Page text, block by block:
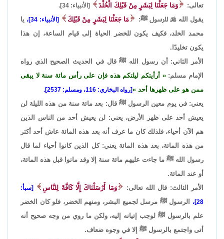
تعالى:
وَمَا جَعَلْنَا لِبَشَرٍ مِنْ قَبْلِكَ الْخُلْدَ [الأنبياء: 34].
يقول اللهللرسول ﷺ: مَا جَعَلْنَا لِبَشَرٍ مِنْ قَبْلِكَ [الأنبياء: 34]،
يا
محمد الخلد، فكيف يكون للخضر الحياة إلى قيام الساعة، إن هذا
يكون تخليدًا.
الأمر الثاني: أن رسول الله ﷺ قال في الحديث الصحيح الذي رواه
الإمام مسلم:
أرأيتكم ليلتكم هذه فإن على رأس مائة سنة لا يبقى
ممن هو على ظهرها أحد
[رواه البخاري: 116، ومسلم: 2537].
يعني: في يوم معين الرسول ﷺ قال: بعد مائة سنة من هذه الليلة لن
يعيش أحد على ظهر الأرض، يعني: لن يعيش أحد من الناس الذين
هم الآن أحياء، فلذلك كان ما عرف أنه بعد هذه المائة عاش أحد أكثر
من هذه المائة، بعد هذه المائة يعني: كل الذين كانوا أحياء لما قال
رسول الله ﷺ ما جاءت عليهم مائة سنة إلا وقد ماتوا قبل هذه المائة،
أو عند المائة.
الأمر الثالث: قال الله تعالى:
وَمَا أَرْسَلْنَاكَ إِلَّا كَافَّةً لِلنَّاسِ
[سبأ:
28]،
الرسول ﷺ مرسل لجميع البشر، ومنهم الخضر، فلو كان الخضر
علم بالرسول ﷺ لوجب إتيانه إليه، ولكن ما روي من وجه صحيح أنه
أتى واجتمع بالرسول ﷺ إلا في وجوه ضعاف.